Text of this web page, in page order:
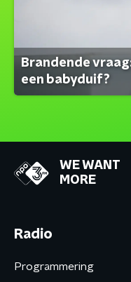
Brandende
een babyduif?
WE WANT
MORE
Radio
Programmering